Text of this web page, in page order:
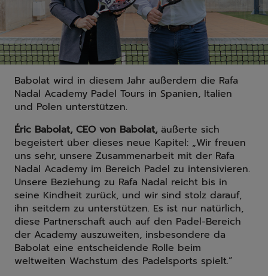
Babolat wird in diesem Jahr außerdem die Rafa
Nadal Academy Padel Tours in Spanien, Italien
und Polen unterstützen.
Éric Babolat, CEO von Babolat,äußerte sich
begeistert über dieses neue Kapitel: „Wir freuen
uns sehr, unsere Zusammenarbeit mit der Rafa
Nadal Academy im Bereich Padel zu intensivieren.
Unsere Beziehung zu Rafa Nadal reicht bis in
seine Kindheit zurück, und wir sind stolz darauf,
ihn seitdem zu unterstützen. Es ist nur natürlich,
diese Partnerschaft auch auf den Padel-Bereich
der Academy auszuweiten, insbesondere da
Babolat eine entscheidende Rolle beim
weltweiten Wachstum des Padelsports spielt.“